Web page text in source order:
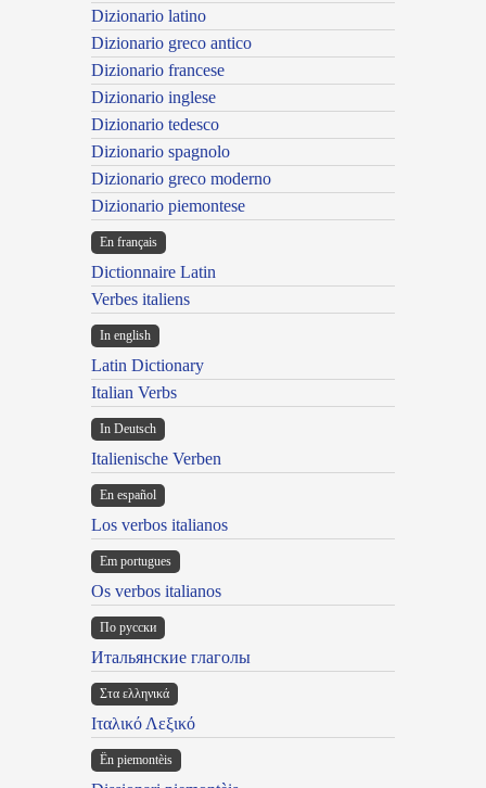
Dizionario latino
Dizionario greco antico
Dizionario francese
Dizionario inglese
Dizionario tedesco
Dizionario spagnolo
Dizionario greco moderno
Dizionario piemontese
En français
Dictionnaire Latin
Verbes italiens
In english
Latin Dictionary
Italian Verbs
In Deutsch
Italienische Verben
En español
Los verbos italianos
Em portugues
Os verbos italianos
По русски
Итальянские глаголы
Στα ελληνικά
Ιταλικό Λεξικό
Ën piemontèis